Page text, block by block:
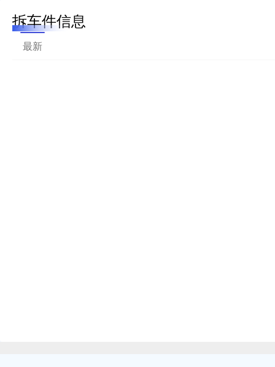
拆车件信息
最新